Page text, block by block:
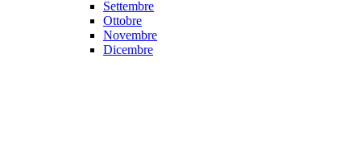
Settembre
Ottobre
Novembre
Dicembre